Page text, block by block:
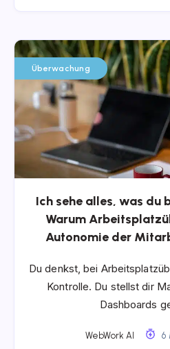
Überwachung
Ich sehe alles, was du
Warum
Autonomie der
Du denkst, bei
Kontrolle. Du stellst dir
Dashboards
WebWork AI 6